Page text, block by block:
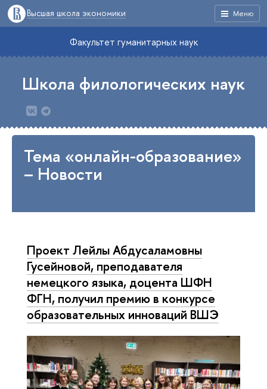
Меню
Высшая школа экономики
Факультет гуманитарных наук
Школа филологических наук
Тема «онлайн-образование»
– Новости
Проект Лейлы Абдусаламовны
Гусейновой, преподавателя
немецкого языка, доцента ШФН
ФГН, получил премию в конкурсе
образовательных инноваций ВШЭ